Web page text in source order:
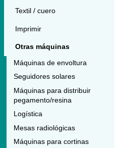
Textil / cuero
Imprimir
Otras máquinas
Máquinas de envoltura
Seguidores solares
Máquinas para distribuir
pegamento/resina
Logística
Mesas radiológicas
Máquinas para cortinas